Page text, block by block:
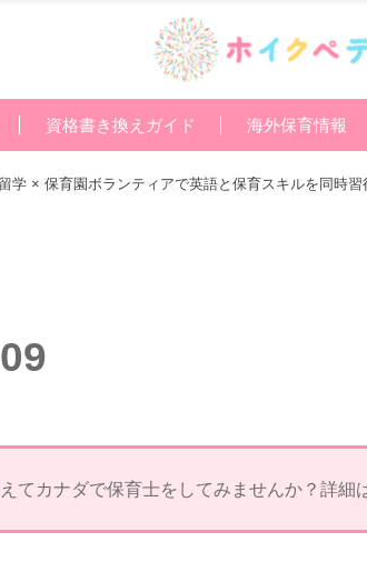
資格書き換えガイド 海外保育情報
学 × 保育園ボランティアで英語と保育スキルを同時習
てカナダで保育士をしてみませんか？詳細